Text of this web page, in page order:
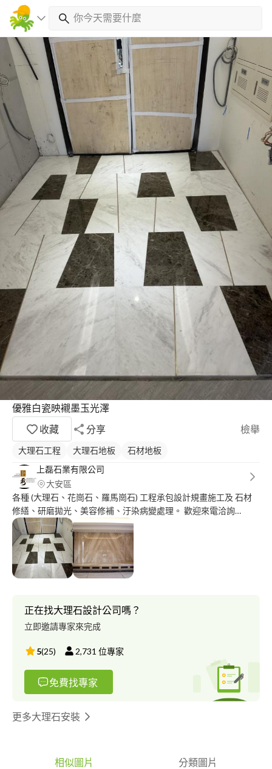
優雅白瓷映襯墨玉光澤
收藏
分享 檢舉
大理石工程 大理石地板
石材地板
上磊石業有限公司
大安區
各種 (大理石、花崗石、羅馬崗石) 工程承包設計規畫施工及 石材
修繕、研磨拋光、美容修補、汙染病變處理。 歡迎來電洽詢
0*********
正在找大理石設計公司嗎？
立即邀請專家來完成
5(25) 2,731 位專家
免費找專家
更多大理石安裝
相似圖片 分類圖片